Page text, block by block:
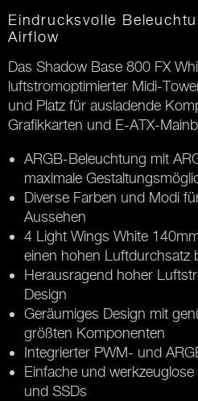
Eindrucksvolle
Airflow
Das Shadow Base 800 FX
luftstromoptimierter Midi-
und Platz für ausladende
Grafikkarten und E-ATX-
ARGB-Beleuchtung mit
maximale
Diverse Farben und Modi
Aussehen
4 Light Wings White
einen hohen Luftdurchsatz
Herausragend hoher
Design
Geräumiges Design mit
größten Komponenten
Integrierter PWM- und
Einfache und
und SSDs